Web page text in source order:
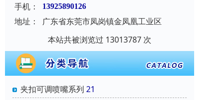
手机：
13925890126
地址：
广东省东莞市凤岗镇金凤凰工业区
本站共被浏览过 13013787 次
夹扣可调喷嘴系列 21